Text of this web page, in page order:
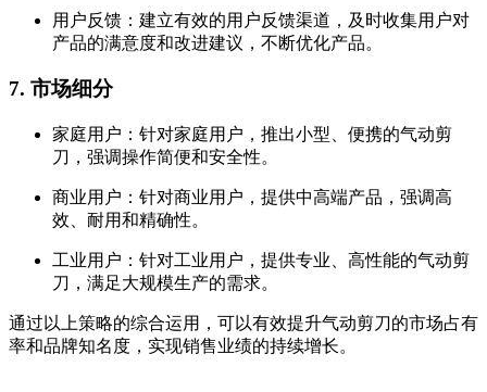
用户反馈：建立有效的用户反馈渠道，及时收集用户对
产品的满意度和改进建议，不断优化产品。
7. 市场细分
家庭用户：针对家庭用户，推出小型、便携的气动剪
刀，强调操作简便和安全性。
商业用户：针对商业用户，提供中高端产品，强调高
效、耐用和精确性。
工业用户：针对工业用户，提供专业、高性能的气动剪
刀，满足大规模生产的需求。
通过以上策略的综合运用，可以有效提升气动剪刀的市场占有
率和品牌知名度，实现销售业绩的持续增长。